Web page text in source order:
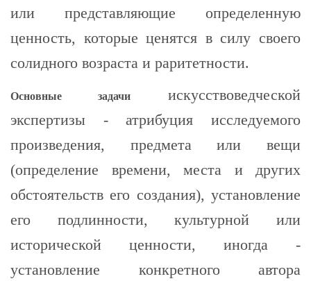
или представляющие определенную
ценность, которые ценятся в силу своего
солидного возраста и раритетности.
Основные задачи
искусствоведческой
экспертизы - атрибуция исследуемого
произведения, предмета или вещи
(определение времени, места и других
обстоятельств его создания), установление
его подлинности, культурной или
исторической ценности, иногда -
установление конкретного автора